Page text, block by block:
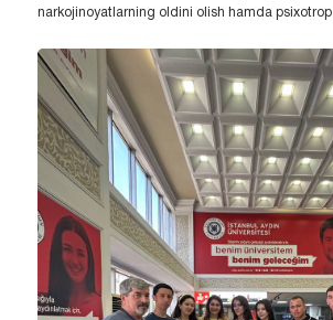
narkojinoyatlarning oldini olish hamda